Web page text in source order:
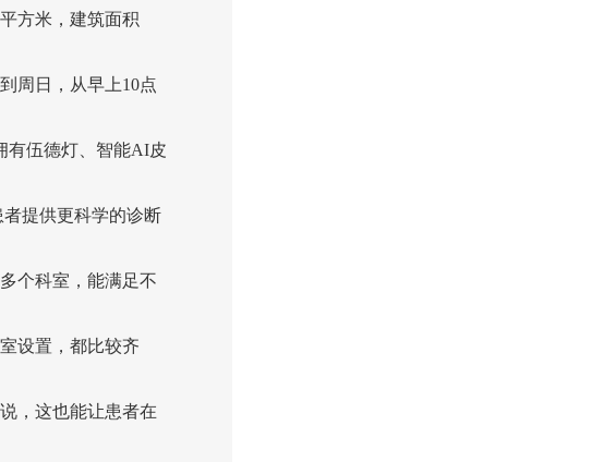
方米，建筑面积
周日，从早上10点
有伍德灯、智能AI皮
提供更科学的诊断
个科室，能满足不
设置，都比较齐
，这也能让患者在